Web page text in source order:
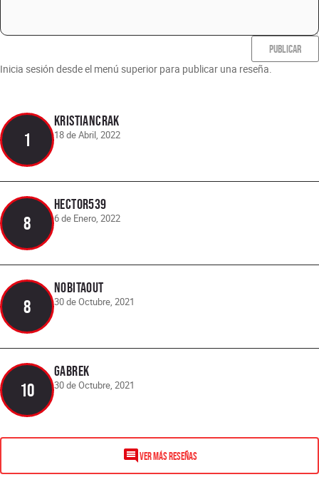
PUBLICAR
Inicia sesión desde el menú superior para publicar una reseña.
1
KristiancraK
18 de Abril, 2022
8
Hector539
6 de Enero, 2022
8
NOBITAOUT
30 de Octubre, 2021
10
Gabrek
30 de Octubre, 2021
VER MÁS RESEÑAS